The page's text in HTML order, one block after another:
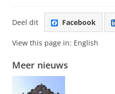
Deel dit Facebook
View this page in: English
Meer nieuws